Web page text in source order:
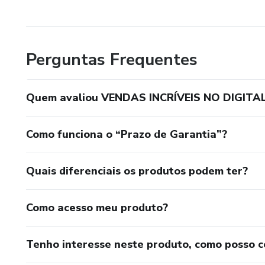
Perguntas Frequentes
Quem avaliou VENDAS INCRÍVEIS NO
Como funciona o “Prazo de Garantia”?
Quais diferenciais os produtos podem ter?
Como acesso meu produto?
Tenho interesse neste produto, como posso